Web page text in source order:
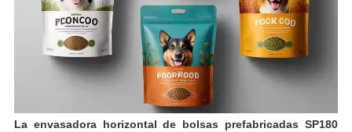
La envasadora horizontal de bolsas prefabricadas SP180